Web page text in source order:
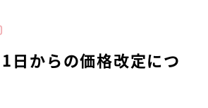
日からの価格改定につ